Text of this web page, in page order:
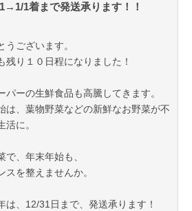
1着まで発送承ります！！
うございます。
残り１０日程になりました！
パーの生鮮食品も高騰してきます。
は、葉物野菜などの新鮮なお野菜が不
活に。
で、年末年始も、
スを整えませんか。
は、12/31日まで、発送承ります！